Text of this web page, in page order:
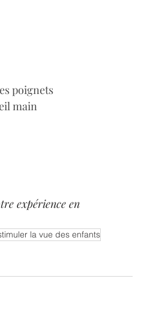
poignets
main
expérience en
la vue des enfants